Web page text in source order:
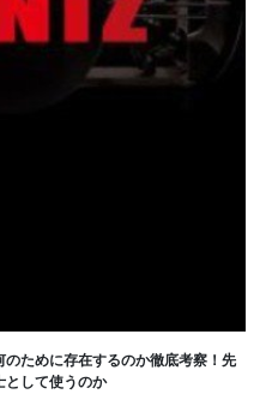
ために存在するのか徹底考察！先
として使うのか